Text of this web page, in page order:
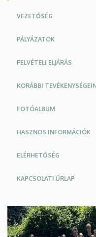
VEZETŐSÉG
PÁLYÁZATOK
FELVÉTELI ELJÁRÁS
KORÁBBI
FOTÓALBUM
HASZNOS INFORMÁCIÓK
ELÉRHETŐSÉG
KAPCSOLATI ŰRLAP